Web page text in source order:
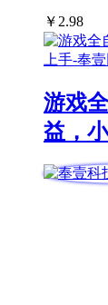
￥ 2.98
游戏
益，